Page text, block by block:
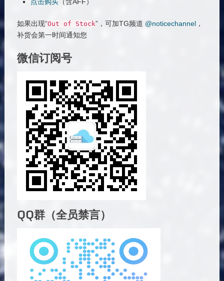
如果出现“Out of Stock”，可加TG频道 @noticechannel，
补货会第一时间通知您
微信订阅号
QQ群（全员禁言）